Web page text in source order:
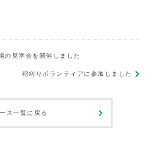
の見学会を開催しました
稲刈りボランティアに参加しました
ス一覧に戻る